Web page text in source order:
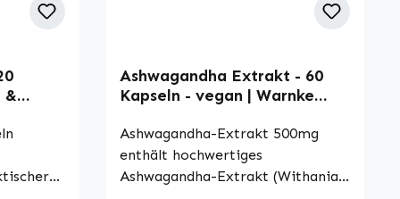
&
Ashwagandha Extrakt - 60
Kapseln - vegan | Warnke
Ashwagandha-Extrakt 500mg
enthält hochwertiges
Ashwagandha-Extrakt (Withania